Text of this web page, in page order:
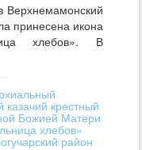
Верхнемамонский
принесена икона
хлебов». В
казачий крестный
Божией Матери
хлебов»
район